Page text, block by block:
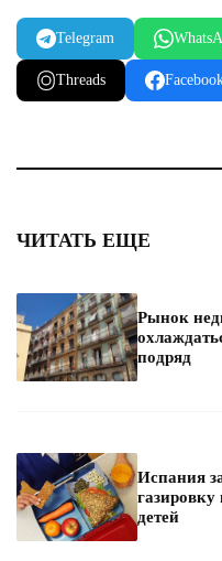
Telegram
Threads
ЧИТАТЬ ЕЩЕ
Рынок
подряд
Испания
детей